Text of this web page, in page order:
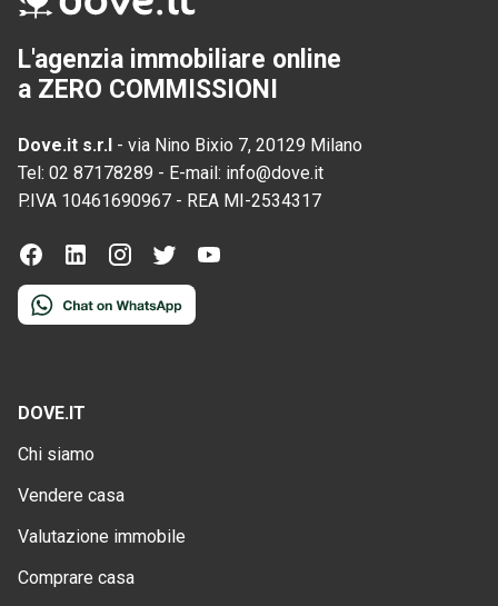
L'agenzia immobiliare online
a ZERO COMMISSIONI
Dove.it s.r.l - via Nino Bixio 7, 20129 Milano
Tel: 02 87178289 - E-mail: info@dove.it
P.IVA 10461690967 - REA MI-2534317
DOVE.IT
Chi siamo
Vendere casa
Valutazione immobile
Comprare casa